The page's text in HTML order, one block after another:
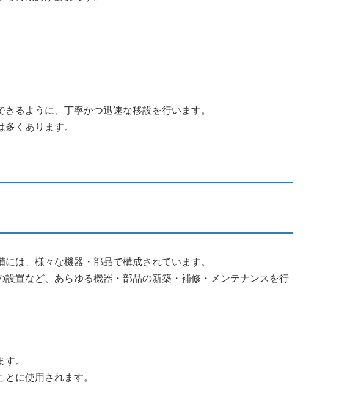
るように、丁寧かつ迅速な移設を行います。
くあります。
は、様々な機器・部品で構成されています。
置など、あらゆる機器・部品の新築・補修・メンテナンスを行
。
に使用されます。